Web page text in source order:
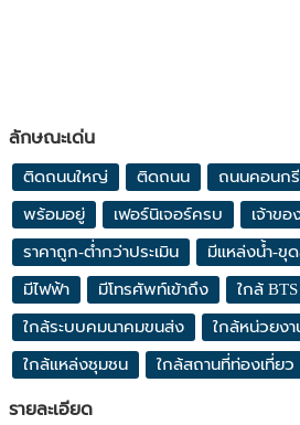
ลักษณะเด่น
ติดถนนใหญ่ ติดถนน ถนนคอนก
พร้อมอยู่ เฟอร์นิเจอร์ครบ เจ้าขอ
ราคาถูก-ต่ำกว่าประเมิน มีแหล่งน้ำ-ขุด
มีไฟฟ้า มีโทรศัพท์เข้าถึง ใกล้ BTS
ใกล้ระบบคมนาคมขนส่ง ใกล้หน่วยงา
ใกล้แหล่งชุมชน ใกล้สถานที่ท่องเที่ยว
รายละเอียด